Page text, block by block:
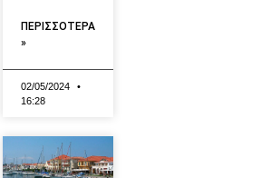
ΠΕΡΙΣΣΟΤΕΡΑ
»
02/05/2024
16:28